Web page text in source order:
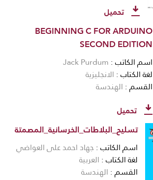
تحميل
BEGINNING C FOR ARDUINO
SECOND EDITION
اسم الكاتب Jack Purdum
لغة الكتاب الانجليزية
القسم الهندسة
تحميل
تسليح_البلاطات_الخرسانية_المصمتة
اسم الكاتب جهاد احمد على العواضي
لغة الكتاب العربية
القسم الهندسة